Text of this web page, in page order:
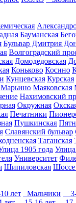
Бауманская
Бульвар Дмитрия
Волгоградский
Домодедовская
Коньково Косино
Кунцевская Курская
Марьино Маяковская
Нахимовский
Окружная
Печатники
Пушкинская
Славянский бульвар
Таганская
1905 года
Университет
Шипиловская Шоссе
лет Мальчики 3-